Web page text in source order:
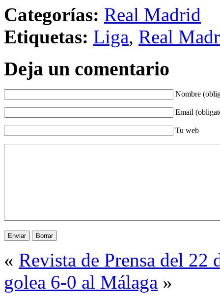
Categorías: Real Madrid
Etiquetas: Liga, Real
Deja un comentario
Nombre
Email
Tu web
« Revista de Prensa del 22
golea 6-0 al Málaga »